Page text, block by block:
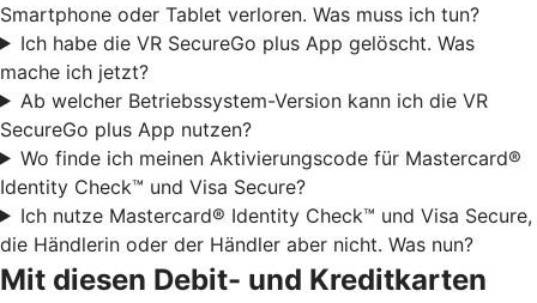
Smartphone oder Tablet verloren. Was muss ich tun?
Ich habe die VR SecureGo plus App gelöscht. Was
mache ich jetzt?
Ab welcher Betriebssystem-Version kann ich die VR
SecureGo plus App nutzen?
Wo finde ich meinen Aktivierungscode für Mastercard®
Identity Check™ und Visa Secure?
Ich nutze Mastercard® Identity Check™ und Visa Secure,
die Händlerin oder der Händler aber nicht. Was nun?
Mit diesen Debit- und Kreditkarten